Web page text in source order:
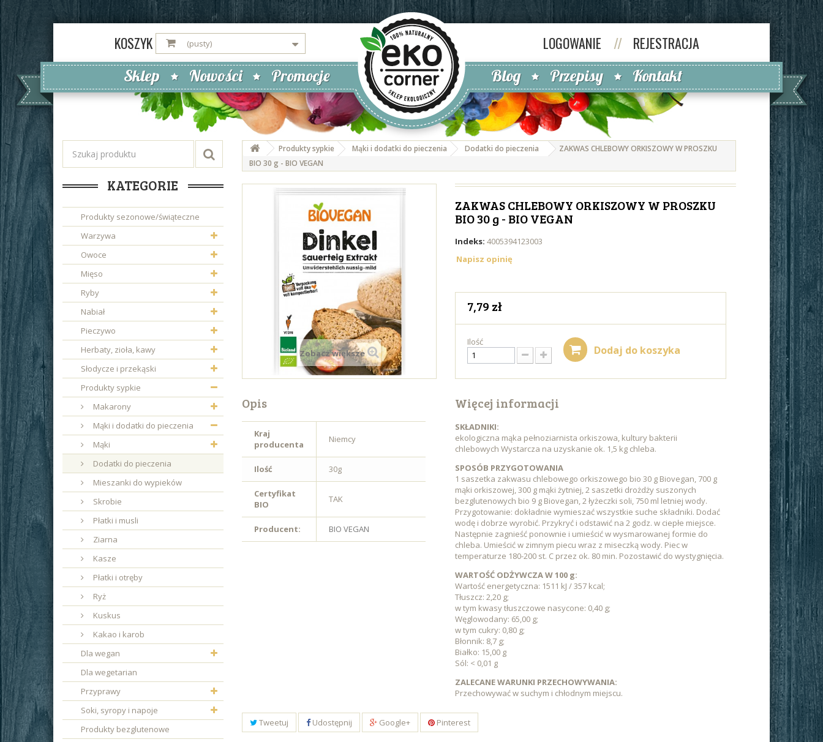
KOSZYK (pusty) LOGOWANIE // REJESTRACJA
Sklep Nowości Promocje Blog Przepisy Kontakt
KATEGORIE
Produkty sezonowe/świąteczne
Warzywa
Owoce
Mięso
Ryby
Nabiał
Pieczywo
Herbaty, zioła, kawy
Słodycze i przekąski
Produkty sypkie
Makarony
Mąki i dodatki do pieczenia
Mąki
Dodatki do pieczenia
Mieszanki do wypieków
Skrobie
Płatki i musli
Ziarna
Kasze
Płatki i otręby
Ryż
Kuskus
Kakao i karob
Dla wegan
Dla wegetarian
Przyprawy
Soki, syropy i napoje
Produkty bezglutenowe
Produkty sypkie Mąki i dodatki do pieczenia Dodatki do pieczenia
ZAKWAS CHLEBOWY ORKISZOWY W PROSZKU
BIO 30 g - BIO VEGAN
Zobacz większe
ZAKWAS CHLEBOWY ORKISZOWY W PROSZKU
BIO 30 g - BIO VEGAN
Indeks: 4005394123003
Napisz opinię
7,79 zł
Ilość
Dodaj do koszyka
Opis
Kraj
producenta
Niemcy
Ilość 30g
Certyfikat
BIO
TAK
Producent: BIO VEGAN
Więcej informacji
SKŁADNIKI:
ekologiczna mąka pełnoziarnista orkiszowa, kultury bakterii
chlebowychWystarcza na uzyskanie ok. 1,5 kg chleba.
SPOSÓB PRZYGOTOWANIA
1 saszetka zakwasu chlebowego orkiszowego bio 30 g Biovegan, 700 g
mąki orkiszowej, 300 g mąki żytniej, 2 saszetki drożdży suszonych
bezglutenowych bio 9 g Biovegan, 2 łyżeczki soli, 750 ml letniej wody.
Przygotowanie: dokładnie wymieszać wszystkie suche składniki. Dodać
wodę i dobrze wyrobić. Przykryć i odstawić na 2 godz. w ciepłe miejsce.
Następnie zagnieść ponownie i umieścić w wysmarowanej formie do
chleba. Umieścić w zimnym piecu wraz z miseczką wody. Piec w
temperaturze 180-200 st. C przez ok. 80 min. Pozostawić do wystygnięcia.
WARTOŚĆ ODŻYWCZA W 100 g:
Wartość energetyczna: 1511 kJ / 357 kcal;
Tłuszcz: 2,20 g;
w tym kwasy tłuszczowe nasycone: 0,40 g;
Węglowodany: 65,00 g;
w tym cukry: 0,80 g;
Błonnik: 8,7 g;
Białko: 15,00 g
Sól: < 0,01 g
ZALECANE WARUNKI PRZECHOWYWANIA:
Przechowywać w suchym i chłodnym miejscu.
Tweetuj Udostępnij Google+ Pinterest